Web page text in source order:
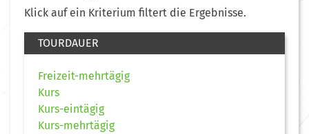
Klick auf ein Kriterium filtert die Ergebnisse.
TOURDAUER
Freizeit-mehrtägig
Kurs
Kurs-eintägig
Kurs-mehrtägig